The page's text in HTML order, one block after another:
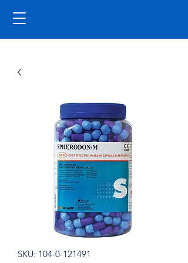
SKU: 104-0-121491